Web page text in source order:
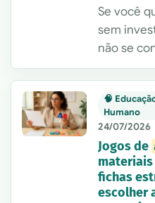
Se você
sem
não se
currículo
este guia
com
🧠
Humano
24/07/2026
Jogos de
fichas
escolher